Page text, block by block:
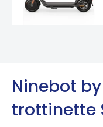
Ninebot
trottinette